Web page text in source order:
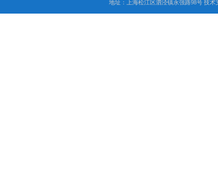
地址：上海松江区泗泾镇永强路98号 技术